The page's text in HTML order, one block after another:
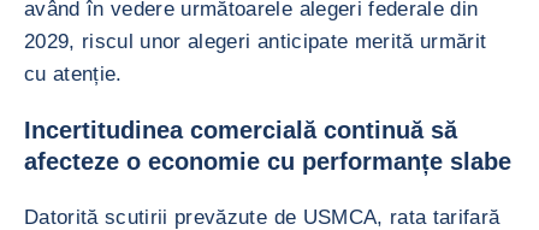
având în vedere următoarele alegeri federale din
2029, riscul unor alegeri anticipate merită urmărit
cu atenție.
Incertitudinea comercială continuă să
afecteze o economie cu performanțe slabe
Datorită scutirii prevăzute de USMCA, rata tarifară